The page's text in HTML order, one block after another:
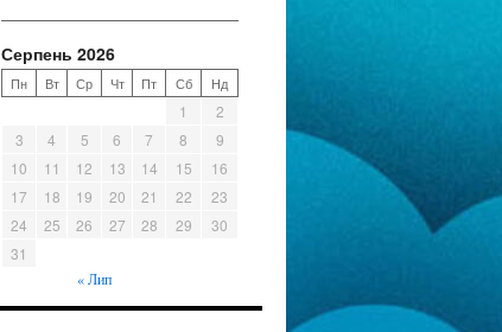
Серпень 2026
Пн Вт Ср Чт Пт Сб Нд
1
2
3
4 5 6 7 8
9
10
11 12 13 14 15
16
17
18 19 20 21 22
23
24
25 26 27 28 29
30
31
« Лип